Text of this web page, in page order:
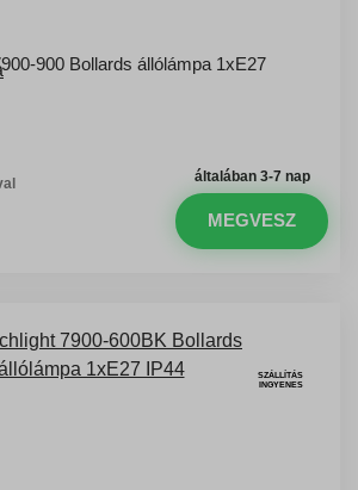
900 Bollards állólámpa 1xE27
általában 3-7 nap
MEGVESZ
SZÁLLÍTÁS
INGYENES